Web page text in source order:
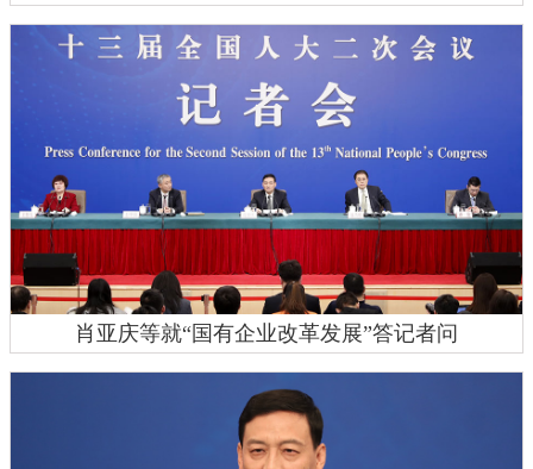
肖亚庆等就“国有企业改革发展”答记者问